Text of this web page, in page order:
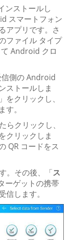
ンストールし
スマートフォン
アプリです。さ
ファイル タイプ
Android クロ
信側の Android
ストールしま
」をクリックし、
す。
らクリックし、
クリックしま
QR コードをス
。その後、「ス
ーゲットの携帯
します。